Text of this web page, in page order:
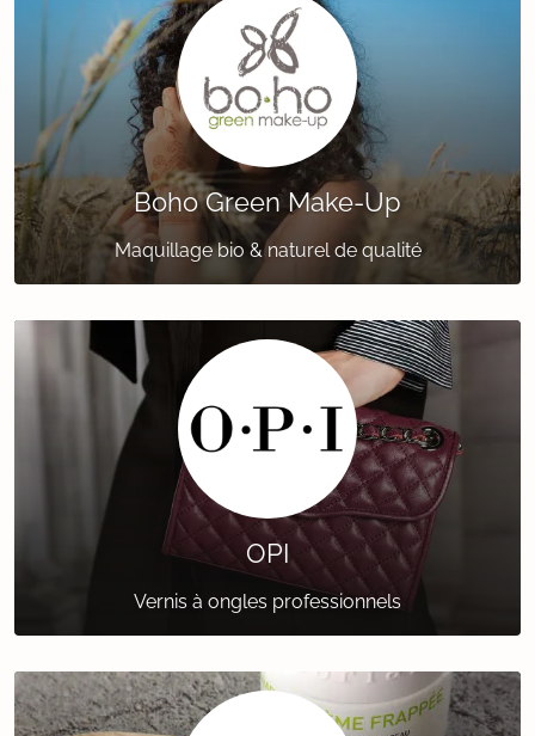
Boho Green Make-Up
Maquillage bio & naturel de qualité
OPI
Vernis à ongles professionnels